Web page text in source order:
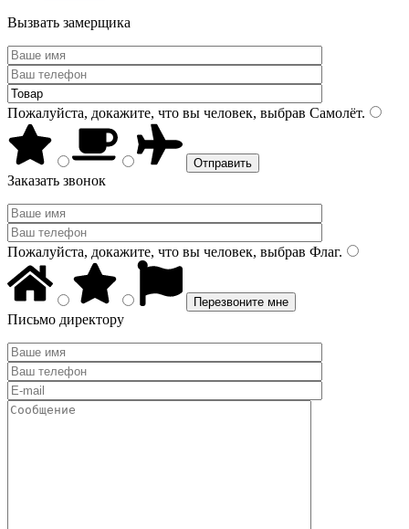
Вызвать замерщика
Пожалуйста, докажите, что вы человек, выбрав Самолёт.
Заказать звонок
Пожалуйста, докажите, что вы человек, выбрав Флаг.
Письмо директору